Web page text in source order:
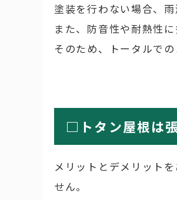
塗装を行わない場合、
また、防音性や耐熱性
そのため、トータルで
□トタン屋根は
メリットとデメリット
せん。